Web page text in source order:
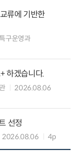
류에 기반한
구운영과
하겠습니다.
2026.08.06
선정
2026.08.06 4p